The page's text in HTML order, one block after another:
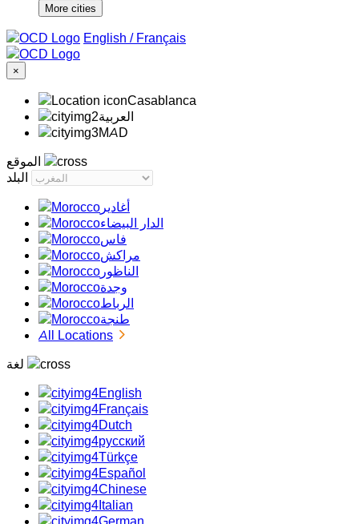
More cities
/ Français
×
Casablanca
‏العربية‏
MAD
أغادير
الدار البيضاء
فاس
مراكش
الناظور
وجدة
الرباط
طنجة
All Locations
English
Français
Dutch
русский
Türkçe
Español
Chinese
Italian
German